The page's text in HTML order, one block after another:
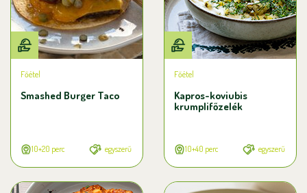
Főétel
Smashed Burger Taco
10+20 perc egyszerű
Főétel
Kapros-koviubis
krumplifőzelék
10+40 perc egyszerű